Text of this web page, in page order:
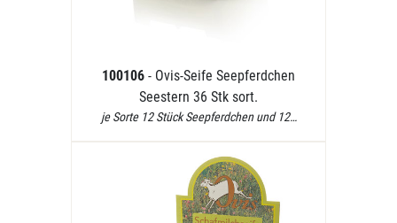
100106 - Ovis-Seife Seepferdchen
Seestern 36 Stk sort.
je Sorte 12 Stück Seepferdchen und 12…